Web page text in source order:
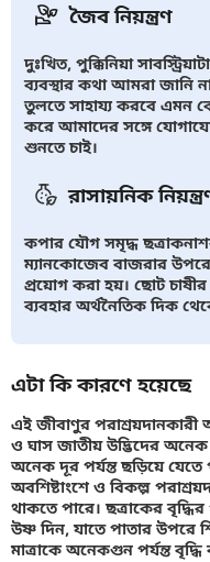
জৈব নিয়ন্ত্রণ
দুঃখিত, পুক্কিনিয়া
ব্যবস্থার কথা আমরা জানি
তুলতে সাহায্য করবে এমন
করে আমাদের সঙ্গে
শুনতে চাই।
রাসায়নিক
কপার যৌগ সমৃদ্ধ
ম্যানকোজেব বাজরার উপরে
প্রয়োগ করা হয়। ছোট চাষীর
ব্যবহার অর্থনৈতিক দিক
এটা কি কারণে হয়েছে
এই জীবাণুর
ও ঘাস জাতীয় উদ্ভিদের অনেক
অনেক দূর পর্যন্ত ছড়িয়ে যেতে
অবশিষ্টাংশে ও বিকল্প
থাকতে পারে। ছত্রাকের
উষ্ণ দিন, যাতে পাতার উপরে
মাত্রাকে অনেকগুন পর্যন্ত বৃদ্ধি